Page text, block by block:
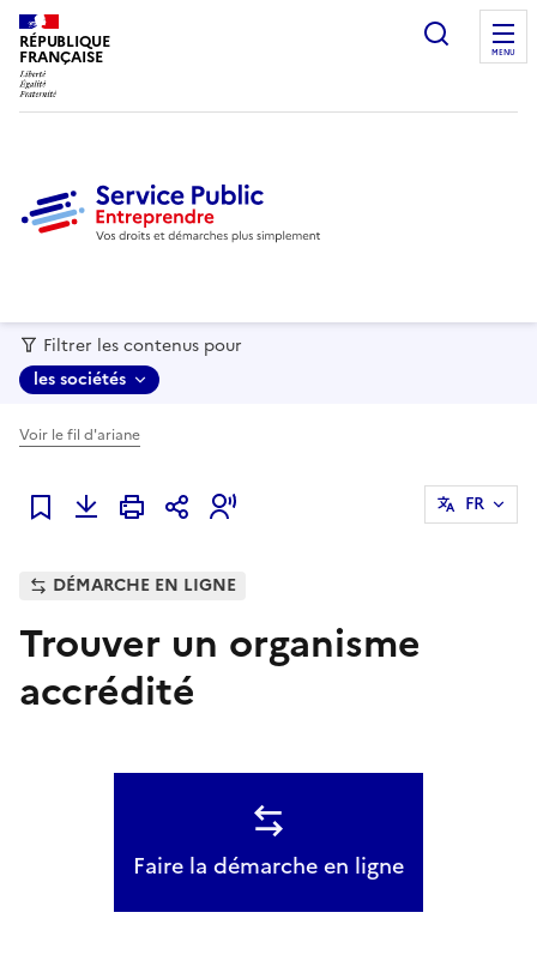
RÉPUBLIQUE
FRANÇAISE MENU
Filtrer les contenus pour
les sociétés
Voir le fil d'ariane
Ajouter à mes favoris
FR
DÉMARCHE EN LIGNE
Trouver un organisme
accrédité
Faire la démarche en ligne